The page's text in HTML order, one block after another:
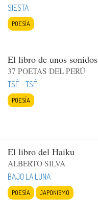
SIESTA
POESÍA
El libro de unos sonidos
37 POETAS DEL PERÚ
TSÉ - TSÉ
POESÍA
El libro del Haiku
ALBERTO SILVA
BAJO LA LUNA
POESÍA JAPONISMO